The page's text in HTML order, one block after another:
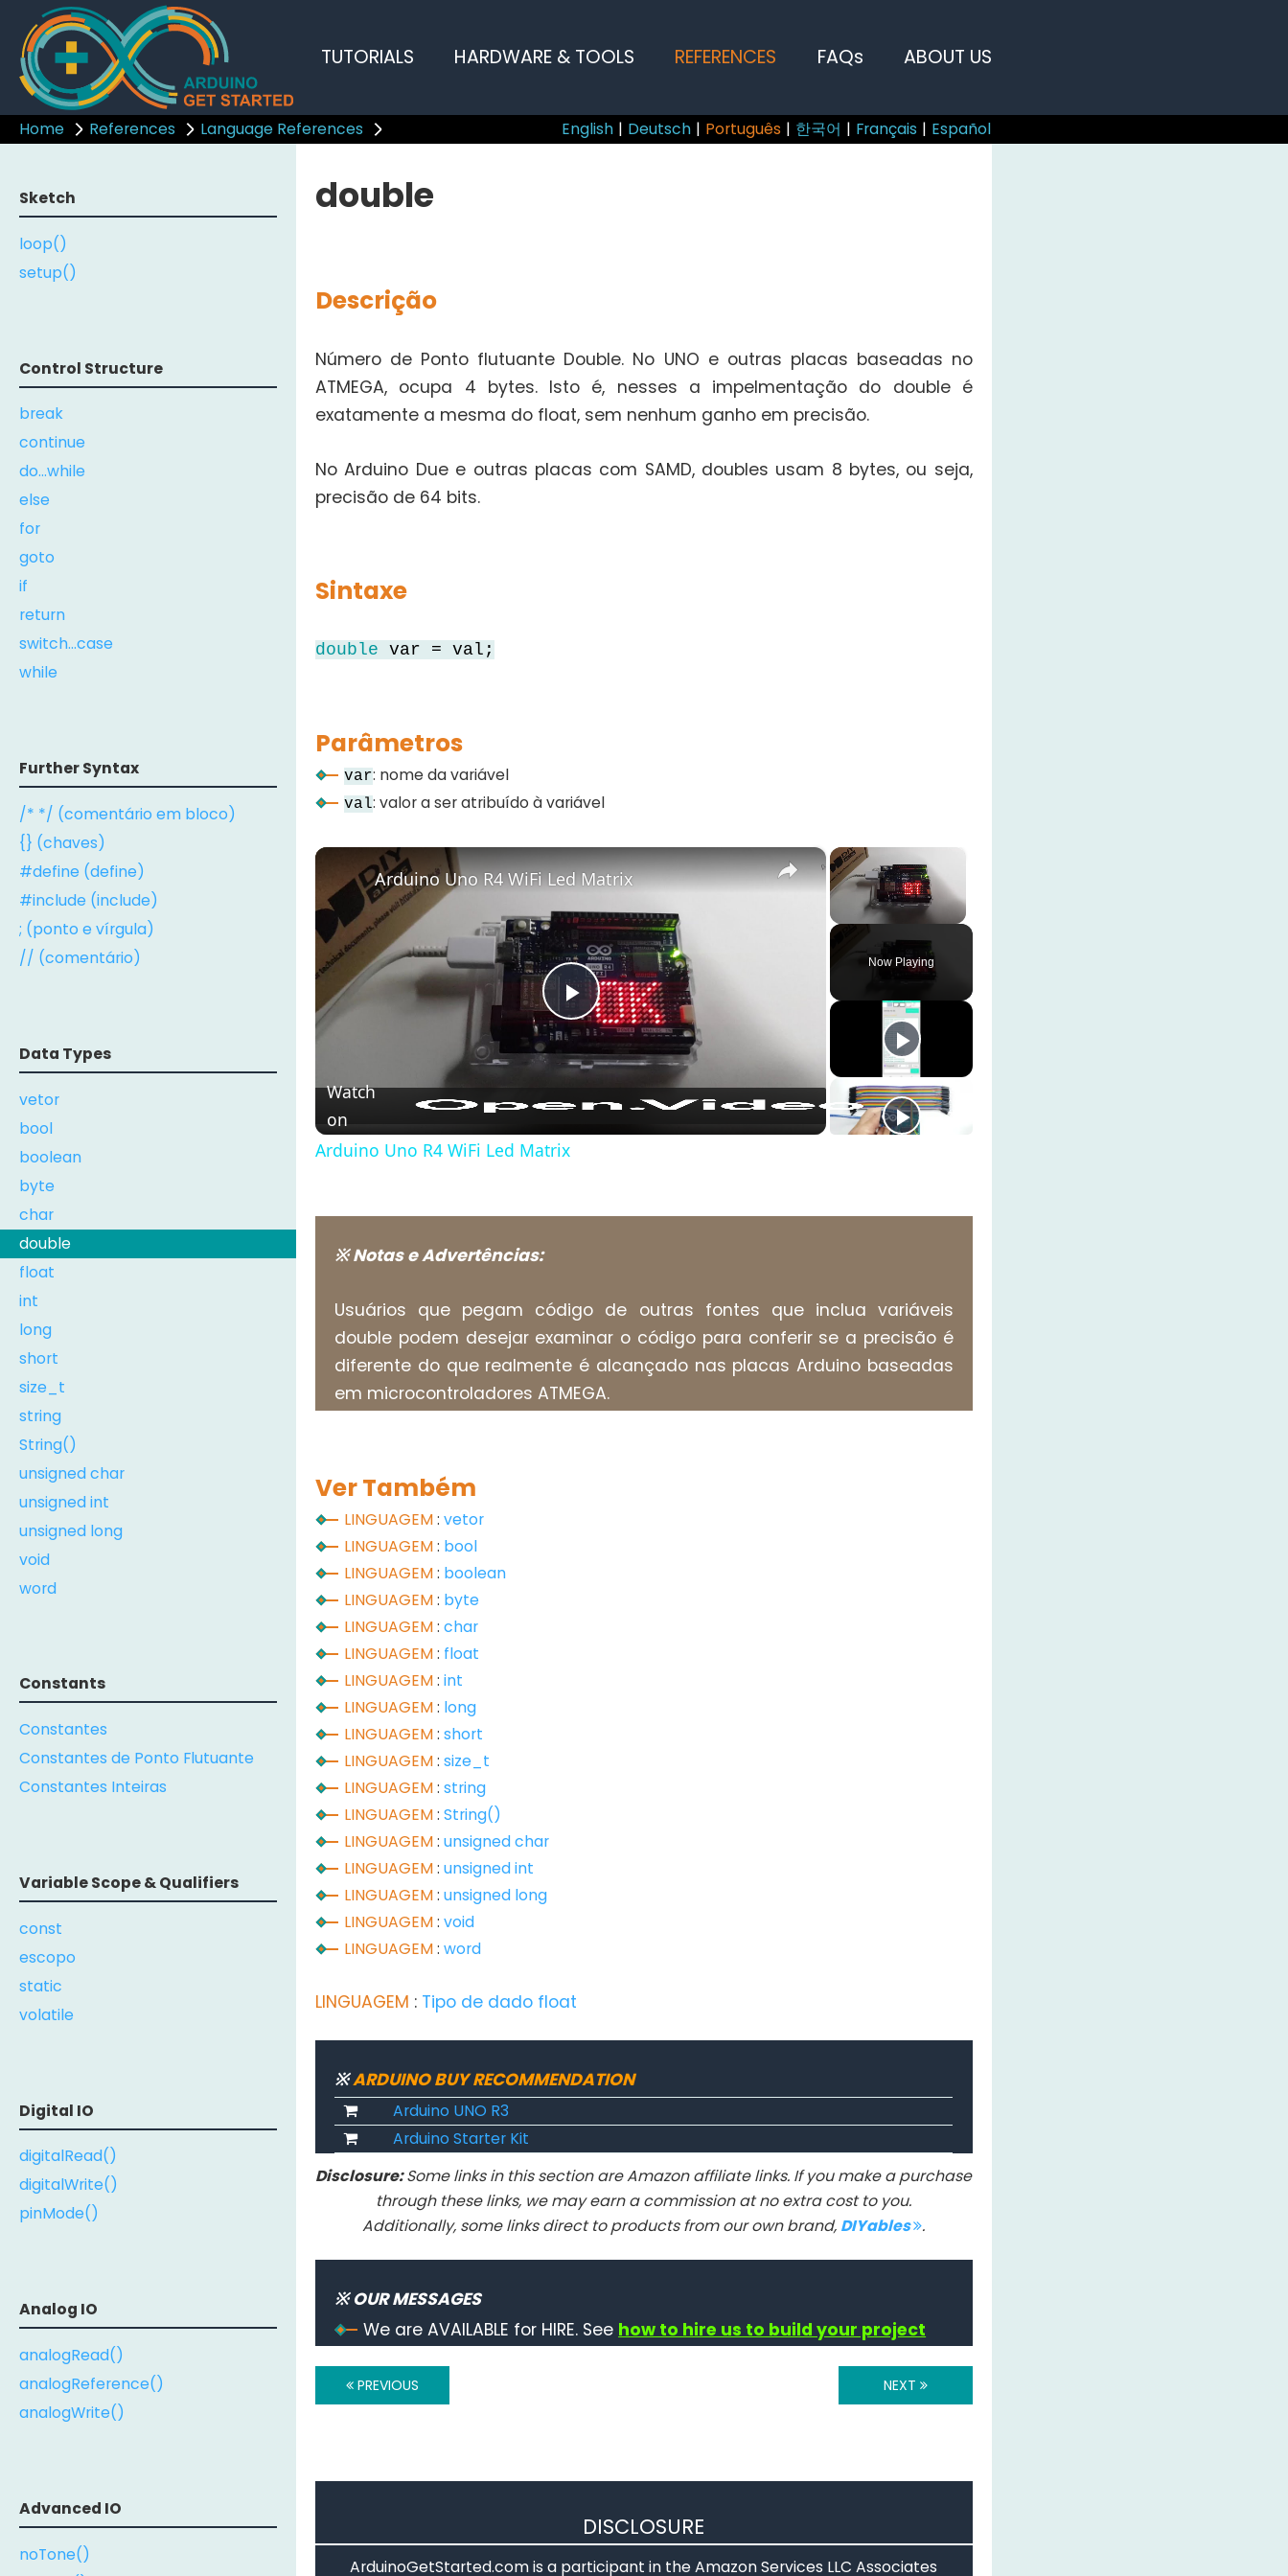
TUTORIALS HARDWARE & TOOLS REFERENCES FAQs ABOUT US
Home References Language References English | Deutsch | Português | 한국어 | Français | Español
Sketch
loop()
setup()
Control Structure
break
continue
do...while
else
for
goto
if
return
switch...case
while
Further Syntax
/* */ (comentário em bloco)
{} (chaves)
#define (define)
#include (include)
; (ponto e vírgula)
// (comentário)
Data Types
vetor
bool
boolean
byte
char
double
float
int
long
short
size_t
string
String()
unsigned char
unsigned int
unsigned long
void
word
Constants
Constantes
Constantes de Ponto Flutuante
Constantes Inteiras
Variable Scope & Qualifiers
const
escopo
static
volatile
Digital IO
digitalRead()
digitalWrite()
pinMode()
Analog IO
analogRead()
analogReference()
analogWrite()
Advanced IO
noTone()
double
Descrição
Número de Ponto flutuante Double. No UNO e outras placas baseadas no
ATMEGA, ocupa 4 bytes. Isto é, nesses a impelmentação do double é
exatamente a mesma do float, sem nenhum ganho em precisão.
No Arduino Due e outras placas com SAMD, doubles usam 8 bytes, ou seja,
precisão de 64 bits.
Sintaxe
double var = val;
Parâmetros
var: nome da variável
val: valor a ser atribuído à variável
Now Playing
×
Play
Video
Arduino Uno R4 WiFi Led Matrix
Watch
on
Arduino Uno R4 WiFi Led Matrix
※ Notas e Advertências:
Usuários que pegam código de outras fontes que inclua variáveis
double podem desejar examinar o código para conferir se a precisão é
diferente do que realmente é alcançado nas placas Arduino baseadas
em microcontroladores ATMEGA.
Ver Também
LINGUAGEM:vetor
LINGUAGEM: bool
LINGUAGEM: boolean
LINGUAGEM: byte
LINGUAGEM:char
LINGUAGEM: float
LINGUAGEM:int
LINGUAGEM: long
LINGUAGEM:short
LINGUAGEM:size_t
LINGUAGEM:string
LINGUAGEM:String()
LINGUAGEM:unsigned char
LINGUAGEM:unsigned int
LINGUAGEM:unsigned long
LINGUAGEM:void
LINGUAGEM:word
LINGUAGEM : Tipo de dado float
※ARDUINO BUY RECOMMENDATION
Arduino UNO R3
Arduino Starter Kit
Disclosure:Some links in this section are Amazon affiliate links. If you make a purchase
through these links, we may earn a commission at no extra cost to you.
Additionally, some links direct to products from our own brand, DIYables .
※ OUR MESSAGES
We are AVAILABLE for HIRE. See how to hire us to build your project
PREVIOUS NEXT
DISCLOSURE
ArduinoGetStarted.com is a participant in the Amazon Services LLC Associates